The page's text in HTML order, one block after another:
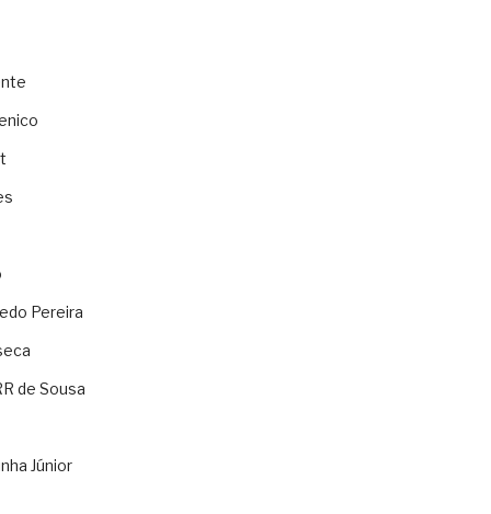
Pereira
de Sousa
Júnior